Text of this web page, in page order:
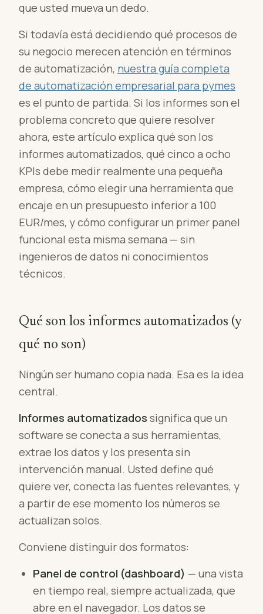
que usted mueva un dedo.
Si todavía está decidiendo qué procesos de
su negocio merecen atención en términos
de automatización, nuestra guía completa
de automatización empresarial para pymes
es el punto de partida. Si los informes son el
problema concreto que quiere resolver
ahora, este artículo explica qué son los
informes automatizados, qué cinco a ocho
KPIs debe medir realmente una pequeña
empresa, cómo elegir una herramienta que
encaje en un presupuesto inferior a 100
EUR/mes, y cómo configurar un primer panel
funcional esta misma semana — sin
ingenieros de datos ni conocimientos
técnicos.
Qué son los informes automatizados (y
qué no son)
Ningún ser humano copia nada. Esa es la idea
central.
Informes automatizados significa que un
software se conecta a sus herramientas,
extrae los datos y los presenta sin
intervención manual. Usted define qué
quiere ver, conecta las fuentes relevantes, y
a partir de ese momento los números se
actualizan solos.
Conviene distinguir dos formatos:
Panel de control (dashboard) — una vista
en tiempo real, siempre actualizada, que
abre en el navegador. Los datos se